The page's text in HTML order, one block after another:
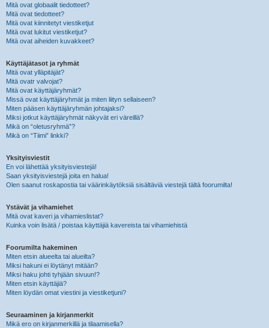
Mitä ovat globaalit tiedotteet?
Mitä ovat tiedotteet?
Mitä ovat kiinnitetyt viestiketjut
Mitä ovat lukitut viestiketjut?
Mitä ovat aiheiden kuvakkeet?
Käyttäjätasot ja ryhmät
Mitä ovat ylläpitäjät?
Mitä ovatr valvojat?
Mitä ovat käyttäjäryhmät?
Missä ovat käyttäjäryhmät ja miten liityn sellaiseen?
Miten pääsen käyttäjäryhmän johtajaksi?
Miksi jotkut käyttäjäryhmät näkyvät eri väreillä?
Mikä on “oletusryhmä”?
Mikä on “Tiimi” linkki?
Yksityisviestit
En voi lähettää yksityisviestejä!
Saan yksityisviestejä joita en halua!
Olen saanut roskapostia tai väärinkäytöksiä sisältäviä viestejä tältä foorumilta!
Ystävät ja vihamiehet
Mitä ovat kaveri ja vihamieslistat?
Kuinka voin lisätä / poistaa käyttäjiä kavereista tai vihamiehistä
Foorumilta hakeminen
Miten etsin alueelta tai alueilta?
Miksi hakuni ei löytänyt mitään?
Miksi haku johti tyhjään sivuun!?
Miten etsin käyttäjiä?
Miten löydän omat viestini ja viestiketjuni?
Seuraaminen ja kirjanmerkit
Mikä ero on kirjanmerkillä ja tilaamisella?